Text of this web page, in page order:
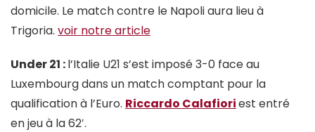
domicile. Le match contre le Napoli aura lieu à
Trigoria. voir notre article
Under 21 :l’Italie U21 s’est imposé 3-0 face au
Luxembourg dans un match comptant pour la
qualification à l’Euro. Riccardo Calafioriest entré
en jeu à la 62′.